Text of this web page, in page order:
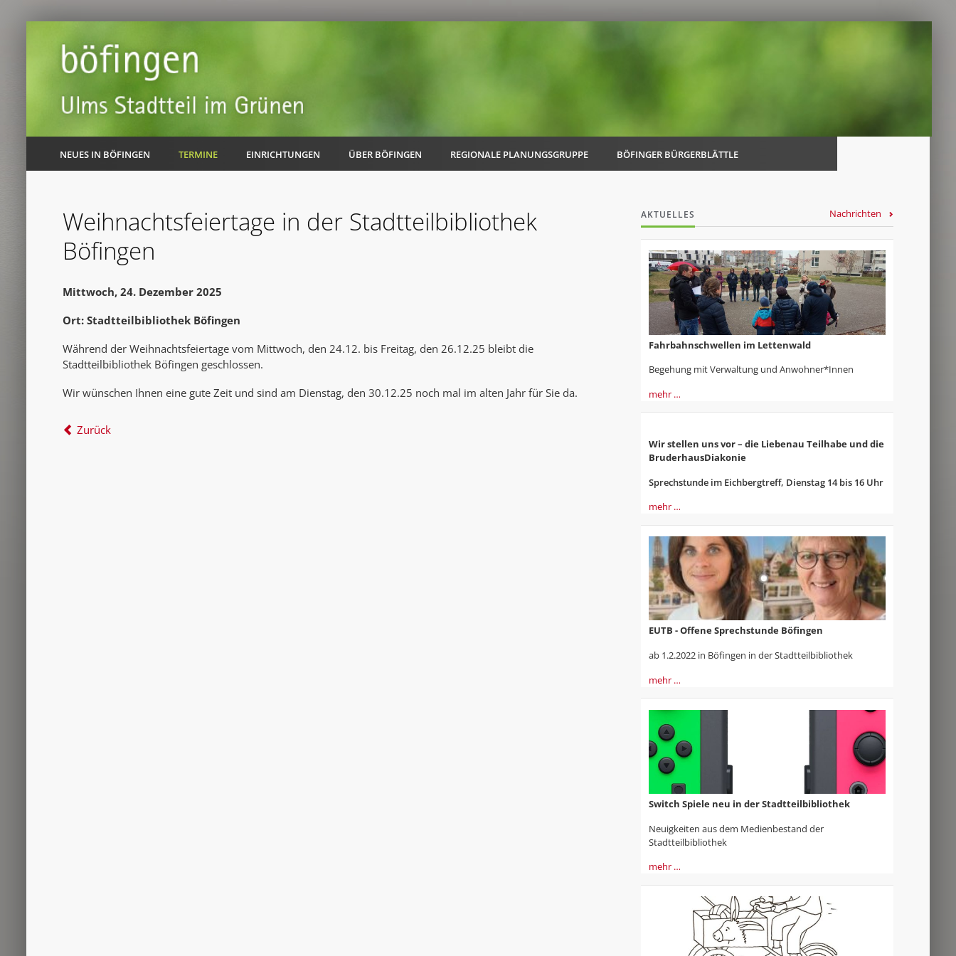
NEUES IN BÖFINGEN TERMINE EINRICHTUNGEN ÜBER BÖFINGEN REGIONALE PLANUNGSGRUPPE
AK Unterwegs in Böfingen
BÖFINGER BÜRGERBLÄTTLE
Weihnachtsfeiertage in der Stadtteilbibliothek
Böfingen
Mittwoch, 24. Dezember 2025
Ort: Stadtteilbibliothek Böfingen
Während der Weihnachtsfeiertage vom Mittwoch, den 24.12. bis Freitag, den 26.12.25 bleibt die
Stadtteilbibliothek Böfingen geschlossen.
Wir wünschen Ihnen eine gute Zeit und sind am Dienstag, den 30.12.25 noch mal im alten Jahr für Sie da.
Zurück
AKTUELLES Nachrichten
Fahrbahnschwellen im Lettenwald
Begehung mit Verwaltung und Anwohner*Innen
mehr …
Wir stellen uns vor – die Liebenau Teilhabe und die
BruderhausDiakonie
Sprechstunde im Eichbergtreff, Dienstag 14 bis 16 Uhr
mehr …
EUTB - Offene Sprechstunde Böfingen
ab 1.2.2022 in Böfingen in der Stadtteilbibliothek
mehr …
Switch Spiele neu in der Stadtteilbibliothek
Neuigkeiten aus dem Medienbestand der
Stadtteilbibliothek
mehr …